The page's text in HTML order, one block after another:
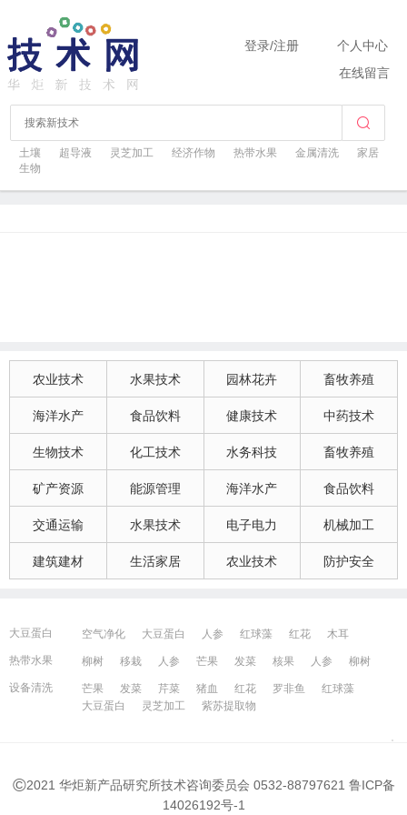
土壤 超导液 灵芝加工 经济作物 热带水果 金属清洗
家居
生物
登录/注册
个人中心
在线留言
农业技术 水果技术 园林花卉 畜牧养殖
海洋水产 食品饮料 健康技术 中药技术
生物技术 化工技术 水务科技 畜牧养殖
矿产资源 能源管理 海洋水产 食品饮料
交通运输 水果技术 电子电力 机械加工
建筑建材 生活家居 农业技术 防护安全
大豆蛋白 空气净化 大豆蛋白 人参 红球藻 红花
木耳
红花
芒果 红球藻 芹菜 养鸭 芒果 芹菜
热带水果 柳树 移栽 人参 芒果 发菜 核果 人参
柳树
大豆蛋白
人参 发菜 猪血 红花 柳树
发菜
宁波百姓网
镇江百姓网 湖州百姓网
设备清洗 芒果 发菜 芹菜 猪血 红花 罗非鱼
红球藻
大豆蛋白
灵芝加工 紫苏提取物
©2021 华炬新产品研究所技术咨询委员会 0532-88797621 鲁ICP备
14026192号-1